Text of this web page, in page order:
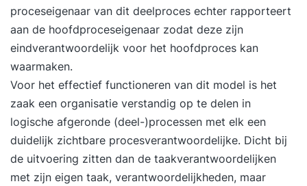
proceseigenaar van dit deelproces echter rapporteert
aan de hoofdproceseigenaar zodat deze zijn
eindverantwoordelijk voor het hoofdproces kan
waarmaken.
Voor het effectief functioneren van dit model is het
zaak een organisatie verstandig op te delen in
logische afgeronde (deel-)processen met elk een
duidelijk zichtbare procesverantwoordelijke. Dicht bij
de uitvoering zitten dan de taakverantwoordelijken
met zijn eigen taak, verantwoordelijkheden, maar